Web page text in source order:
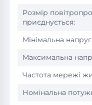
Розмір
приєднується:
Мінімальна
Максимальна
Частота мережі
Номінальна